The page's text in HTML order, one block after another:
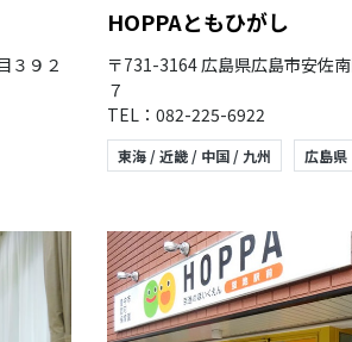
３９２
HOPPAともひがし
〒731-3164 広島県広島市安佐
７
TEL：082-225-6922
東海 / 近畿 / 中国 / 九州 広島県